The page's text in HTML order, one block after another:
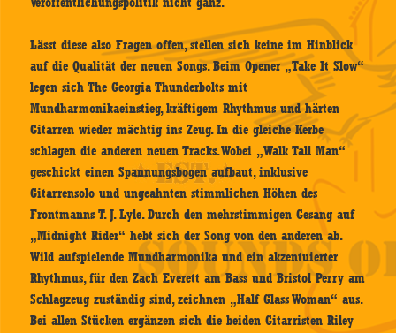
Lässt diese also Fragen offen, stellen sich keine im Hinblick
auf die Qualität der neuen Songs. Beim Opener „Take It Slow“
legen sich The Georgia Thunderbolts mit
Mundharmonikaeinstieg, kräftigem Rhythmus und härten
Gitarren wieder mächtig ins Zeug. In die gleiche Kerbe
schlagen die anderen neuen Tracks. Wobei „Walk Tall Man“
geschickt einen Spannungsbogen aufbaut, inklusive
Gitarrensolo und ungeahnten stimmlichen Höhen des
Frontmanns T. J. Lyle. Durch den mehrstimmigen Gesang auf
„Midnight Rider“ hebt sich der Song von den anderen ab.
Wild aufspielende Mundharmonika und ein akzentuierter
Rhythmus, für den Zach Everett am Bass und Bristol Perry am
Schlagzeug zuständig sind, zeichnen „Half Glass Woman“ aus.
Bei allen Stücken ergänzen sich die beiden Gitarristen Riley